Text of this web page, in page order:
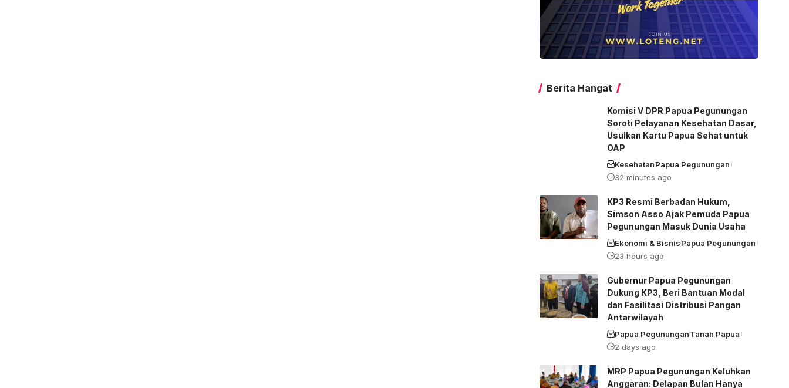
Berita Hangat
Komisi V DPR Papua Pegunungan
Soroti Pelayanan Kesehatan Dasar,
Usulkan Kartu Papua Sehat untuk
OAP
KesehatanPapua Pegunungan
32 minutes ago
KP3 Resmi Berbadan Hukum,
Simson Asso Ajak Pemuda Papua
Pegunungan Masuk Dunia Usaha
Ekonomi & BisnisPapua Pegunungan
23 hours ago
Gubernur Papua Pegunungan
Dukung KP3, Beri Bantuan Modal
dan Fasilitasi Distribusi Pangan
Antarwilayah
Papua PegununganTanah Papua
2 days ago
MRP Papua Pegunungan Keluhkan
Anggaran: Delapan Bulan Hanya